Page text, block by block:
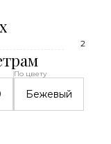
2
По цвету
Бежевый